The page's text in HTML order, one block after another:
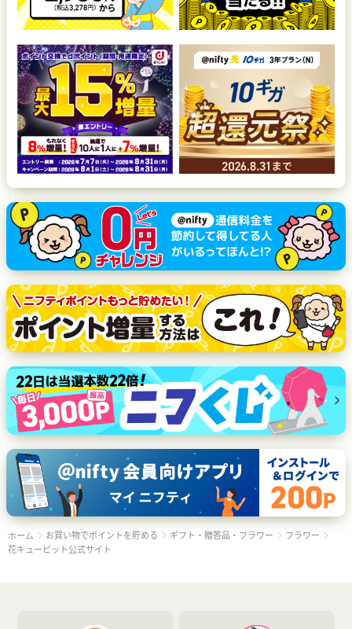
ホーム お買い物でポイントを貯める ギフト・贈答品・フラワー
フラワー
花キューピット公式サイト